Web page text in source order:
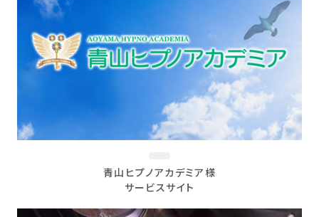
青山ヒプノアカデミア様
サービスサイト